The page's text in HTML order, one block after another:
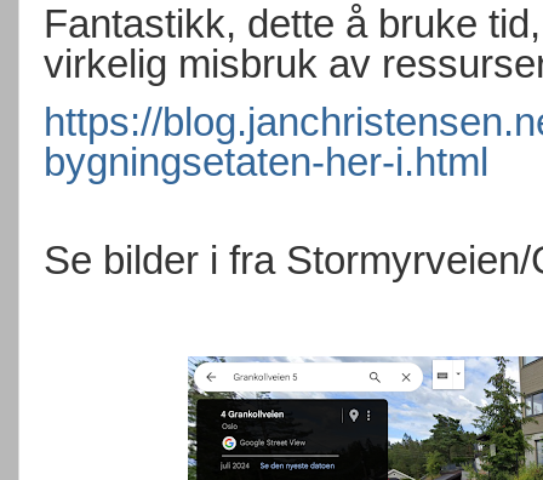
Fantastikk, dette å bruke
virkelig misbruk av
https://
bygningsetaten-her-i.html
Se bilder i fra